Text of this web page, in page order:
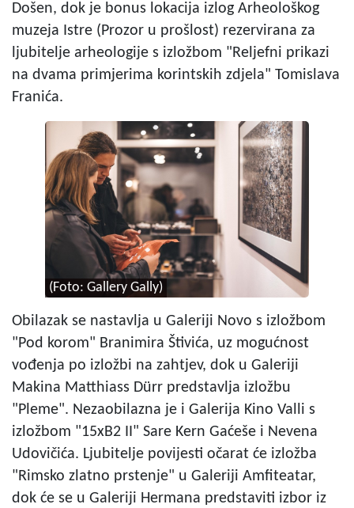
Došen, dok je bonus lokacija izlog Arheološkog
muzeja Istre (Prozor u prošlost) rezervirana za
ljubitelje arheologije s izložbom "Reljefni prikazi
na dvama primjerima korintskih zdjela" Tomislava
Franića.
(Foto: Gallery Gally)
Obilazak se nastavlja u Galeriji Novo s izložbom
"Pod korom" Branimira Štivića, uz mogućnost
vođenja po izložbi na zahtjev, dok u Galeriji
Makina Matthiass Dürr predstavlja izložbu
"Pleme". Nezaobilazna je i Galerija Kino Valli s
izložbom "15xB2 II" Sare Kern Gaćeše i Nevena
Udovičića. Ljubitelje povijesti očarat će izložba
"Rimsko zlatno prstenje" u Galeriji Amfiteatar,
dok će se u Galeriji Hermana predstaviti izbor iz